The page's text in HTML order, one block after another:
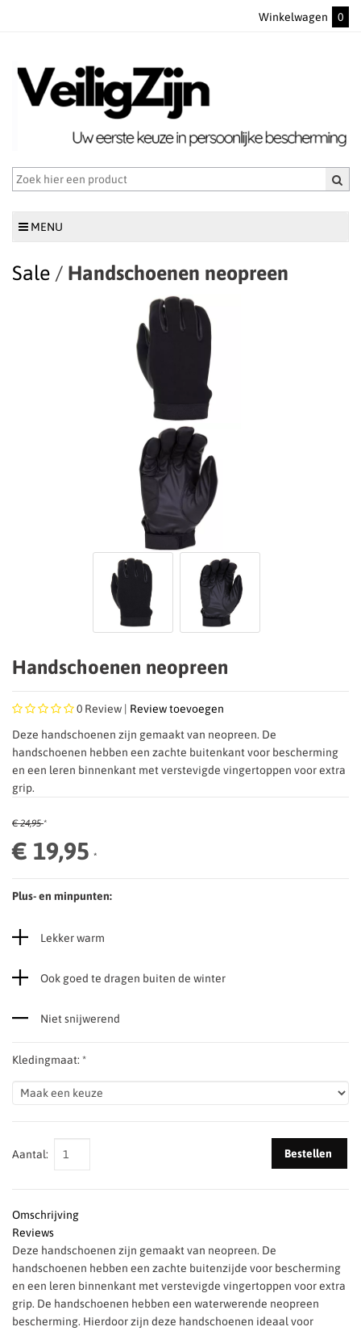
Winkelwagen 0
MENU
Sale / Handschoenen neopreen
Handschoenen neopreen
0 Review | Review toevoegen
Deze handschoenen zijn gemaakt van neopreen. De
handschoenen hebben een zachte buitenkant voor bescherming
en een leren binnenkant met verstevigde vingertoppen voor extra
grip.
€ 24,95*
€ 19,95 *
Plus- en minpunten:
Lekker warm
Ook goed te dragen buiten de winter
Niet snijwerend
Kledingmaat: *
Aantal: Bestellen
Omschrijving
Reviews
Deze handschoenen zijn gemaakt van neopreen. De
handschoenen hebben een zachte buitenzijde voor bescherming
en een leren binnenkant met verstevigde vingertoppen voor extra
grip. De handschoenen hebben een waterwerende neopreen
bescherming. Hierdoor zijn deze handschoenen ideaal voor